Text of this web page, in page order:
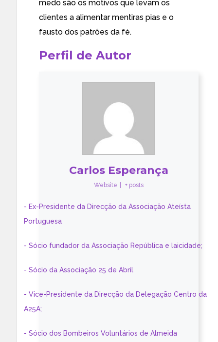
medo são os motivos que levam os
clientes a alimentar mentiras pias e o
fausto dos patrões da fé.
Perfil de Autor
Carlos Esperança
Website + posts
- Ex-Presidente da Direcção da Associação Ateísta
Portuguesa
- Sócio fundador da Associação República e laicidade;
- Sócio da Associação 25 de Abril
- Vice-Presidente da Direcção da Delegação Centro da
A25A;
- Sócio dos Bombeiros Voluntários de Almeida